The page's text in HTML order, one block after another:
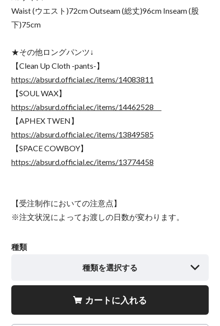
Waist (ウエスト)72cm Outseam (総丈)96cm Inseam (股
下)75cm
★その他ロングパンツ↓
【Clean Up Cloth -pants-】
https://absurd.official.ec/items/14083811
【SOUL WAX】
https://absurd.official.ec/items/14462528
【APHEX TWEN】
https://absurd.official.ec/items/13849585
【SPACE COWBOY】
https://absurd.official.ec/items/13774458
【受注制作においての注意点】
※注文状況によってお渡しの日数が変わります。
種類
種類を選択する
カートに入れる